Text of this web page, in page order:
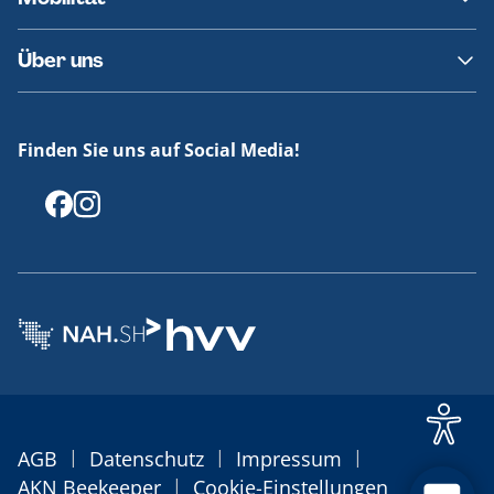
Fundsachen
Häufige Fragen
Barrierefreies Reisen
Erklärung Barrierefreiheit
Über uns
Offenlegungen
Finden Sie uns auf Social Media!
AGB | Datenschutz | Impressum |
AKN Beekeeper | Cookie-Einstellungen